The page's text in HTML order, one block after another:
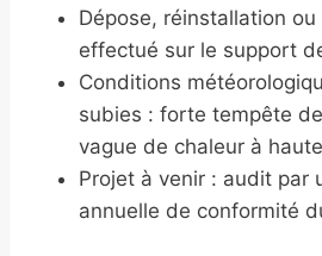
Dépose, réinstallation
effectué sur le support
Conditions
subies : forte tempête
vague de chaleur à
Projet à venir : audit par
annuelle de conformité